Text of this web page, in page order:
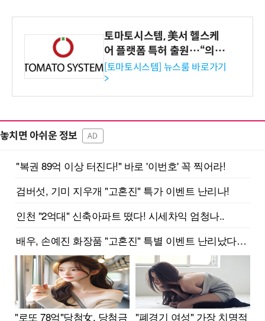
토마토시스템, 美서 헬스케
어 플랫폼 특허 출원…“의료
기관·보험사 공략”
[토마토시스템] 뉴스룸 바로가기
>
놓치면 아쉬운 정보 AD